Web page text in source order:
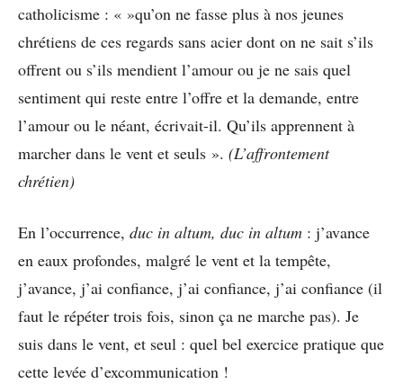
catholicisme : « »qu’on ne fasse plus à nos jeunes
chrétiens de ces regards sans acier dont on ne sait s’ils
offrent ou s’ils mendient l’amour ou je ne sais quel
sentiment qui reste entre l’offre et la demande, entre
l’amour ou le néant, écrivait-il. Qu’ils apprennent à
marcher dans le vent et seuls ». (L’affrontement
chrétien)
En l’occurrence, duc in altum, duc in altum : j’avance
en eaux profondes, malgré le vent et la tempête,
j’avance, j’ai confiance, j’ai confiance, j’ai confiance (il
faut le répéter trois fois, sinon ça ne marche pas). Je
suis dans le vent, et seul : quel bel exercice pratique que
cette levée d’excommunication !